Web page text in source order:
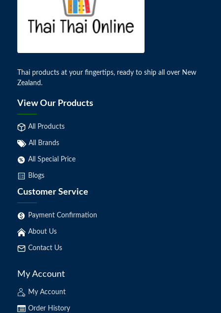
Thai products at your fingertips, ready to ship all over New
Zealand.
View Our Products
All Products
All Brands
All Special Price
Blogs
Customer Service
Payment Confirmation
About Us
Contact Us
My Account
My Account
Order History